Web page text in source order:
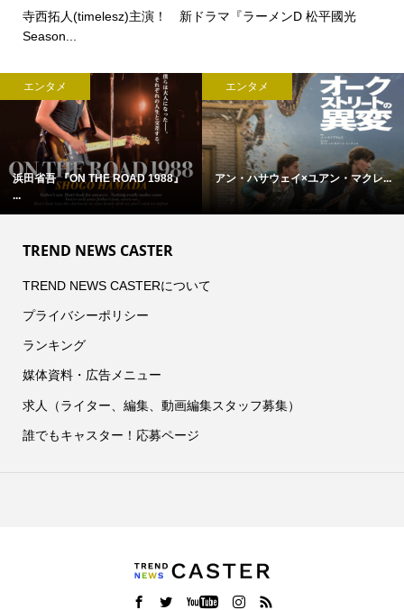
寺西拓人(timelesz)主演！ 新ドラマ『ラーメンD 松平國光
Season...
エンタメ
浜田省吾 『ON THE ROAD 1988』
...
エンタメ
アン・ハサウェイ×ユアン・マクレ...
TREND NEWS CASTER
TREND NEWS CASTERについて
プライバシーポリシー
ランキング
媒体資料・広告メニュー
求人（ライター、編集、動画編集スタッフ募集）
誰でもキャスター！応募ページ